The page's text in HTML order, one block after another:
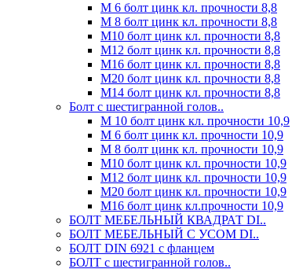
М 6 болт цинк кл. прочности 8,8
М 8 болт цинк кл. прочности 8,8
М10 болт цинк кл. прочности 8,8
М12 болт цинк кл. прочности 8,8
М16 болт цинк кл. прочности 8,8
М20 болт цинк кл. прочности 8,8
М14 болт цинк кл. прочности 8,8
Болт с шестигранной голов..
М 10 болт цинк кл. прочности 10,9
М 6 болт цинк кл. прочности 10,9
М 8 болт цинк кл. прочности 10,9
М10 болт цинк кл. прочности 10,9
М12 болт цинк кл. прочности 10,9
М20 болт цинк кл. прочности 10,9
М16 болт цинк кл.прочности 10,9
БОЛТ МЕБЕЛЬНЫЙ КВАДРАТ DI..
БОЛТ МЕБЕЛЬНЫЙ С УСОМ DI..
БОЛТ DIN 6921 c фланцем
БОЛТ с шестигранной голов..